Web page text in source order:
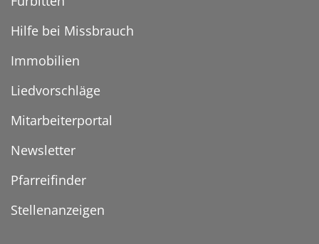
Hilfe bei Missbrauch
Immobilien
Liedvorschläge
Mitarbeiterportal
Newsletter
Pfarreifinder
Stellenanzeigen